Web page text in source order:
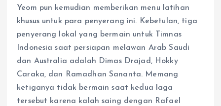
Yeom pun kemudian memberikan menu latihan
khusus untuk para penyerang ini. Kebetulan, tiga
penyerang lokal yang bermain untuk Timnas
Indonesia saat persiapan melawan Arab Saudi
dan Australia adalah Dimas Drajad, Hokky
Caraka, dan Ramadhan Sananta. Memang
ketiganya tidak bermain saat kedua laga
tersebut karena kalah saing dengan Rafael